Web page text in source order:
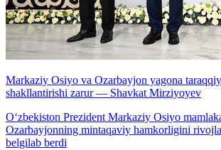
Markaziy Osiyo va Ozarbayjon yagona
shakllantirishi zarur — Shavkat Mirziyoyev
Oʻzbekiston Prezident Markaziy Osiyo
Ozarbayjonning mintaqaviy hamkorligini
belgilab berdi